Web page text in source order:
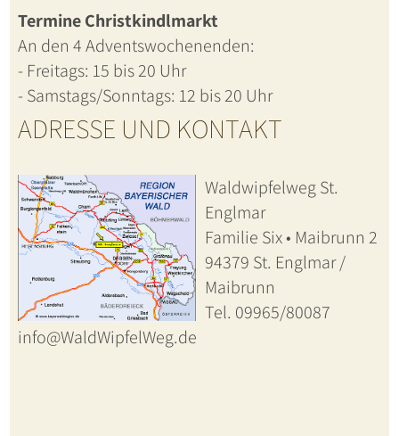
Termine Christkindlmarkt
An den 4 Adventswochenenden:
- Freitags: 15 bis 20 Uhr
- Samstags/Sonntags: 12 bis 20 Uhr
ADRESSE UND KONTAKT
Waldwipfelweg St.
Englmar
Familie Six • Maibrunn 2
94379 St. Englmar /
Maibrunn
Tel. 09965/80087
info@WaldWipfelWeg.de